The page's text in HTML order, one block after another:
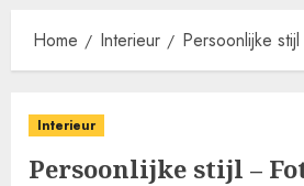
Home Interieur Persoonlijke
Interieur
Persoonlijke stijl –